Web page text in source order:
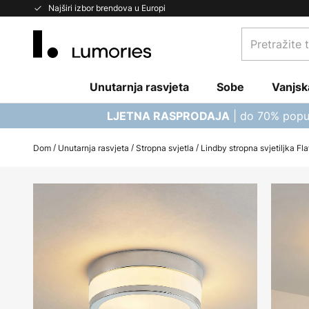
Najširi izbor brendova u Europi
Skip
Pretražite
trgovinu...
Unutarnja rasvjeta Sobe
LJETNA RASPRODAJA | do 70%
Dom Unutarnja rasvjeta Stropna svjetla Lindby stropna svjetiljka